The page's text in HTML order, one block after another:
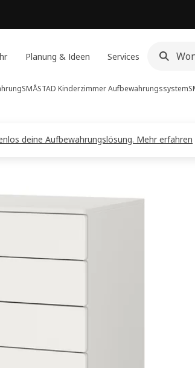
Planung & Ideen Services
SMÅSTAD Kinderzimmer Aufbewahrungssystem
deine Aufbewahrungslösung. Mehr erfahren